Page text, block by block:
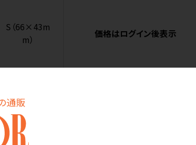
通販
S（66×43m
m）
価格はログイン後表示
M（69×51m
m）